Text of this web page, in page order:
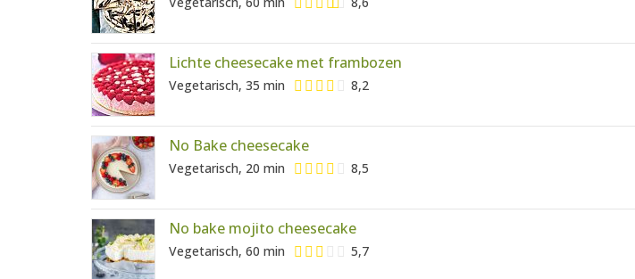
Lichte cheesecake met frambozen
Vegetarisch, 35 min 8,2
No Bake cheesecake
Vegetarisch, 20 min 8,5
No bake mojito cheesecake
Vegetarisch, 60 min 5,7